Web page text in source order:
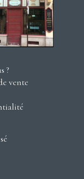
?
vente